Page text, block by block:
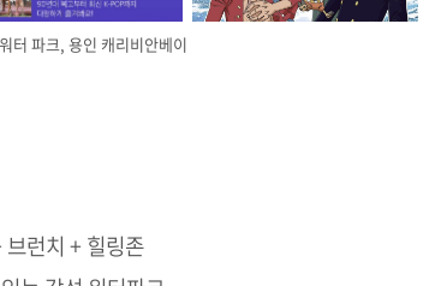
터 파크, 용인 캐리비안베이
런치 + 힐링존